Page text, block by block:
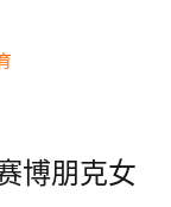
博朋克女